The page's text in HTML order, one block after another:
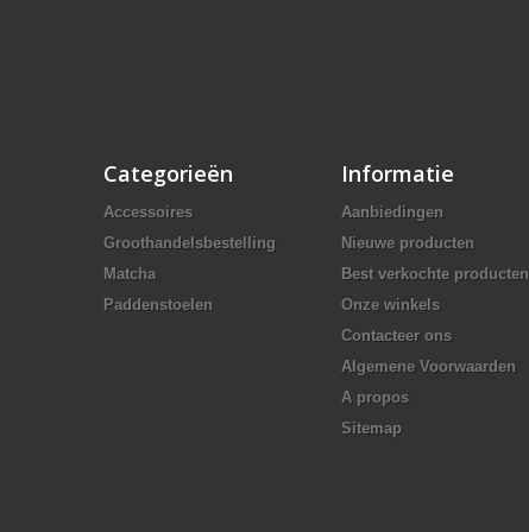
Categorieën
Accessoires
Groothandelsbestelling
Matcha
Paddenstoelen
Informatie
Aanbiedingen
Nieuwe producten
Best verkochte producten
Onze winkels
Contacteer ons
Algemene Voorwaarden
A propos
Sitemap